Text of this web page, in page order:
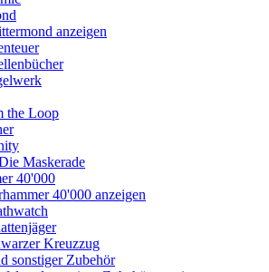
anzeigen
the Loop
Maskerade
40'000
40'000 anzeigen
Kreuzzug
sonstiger Zubehör